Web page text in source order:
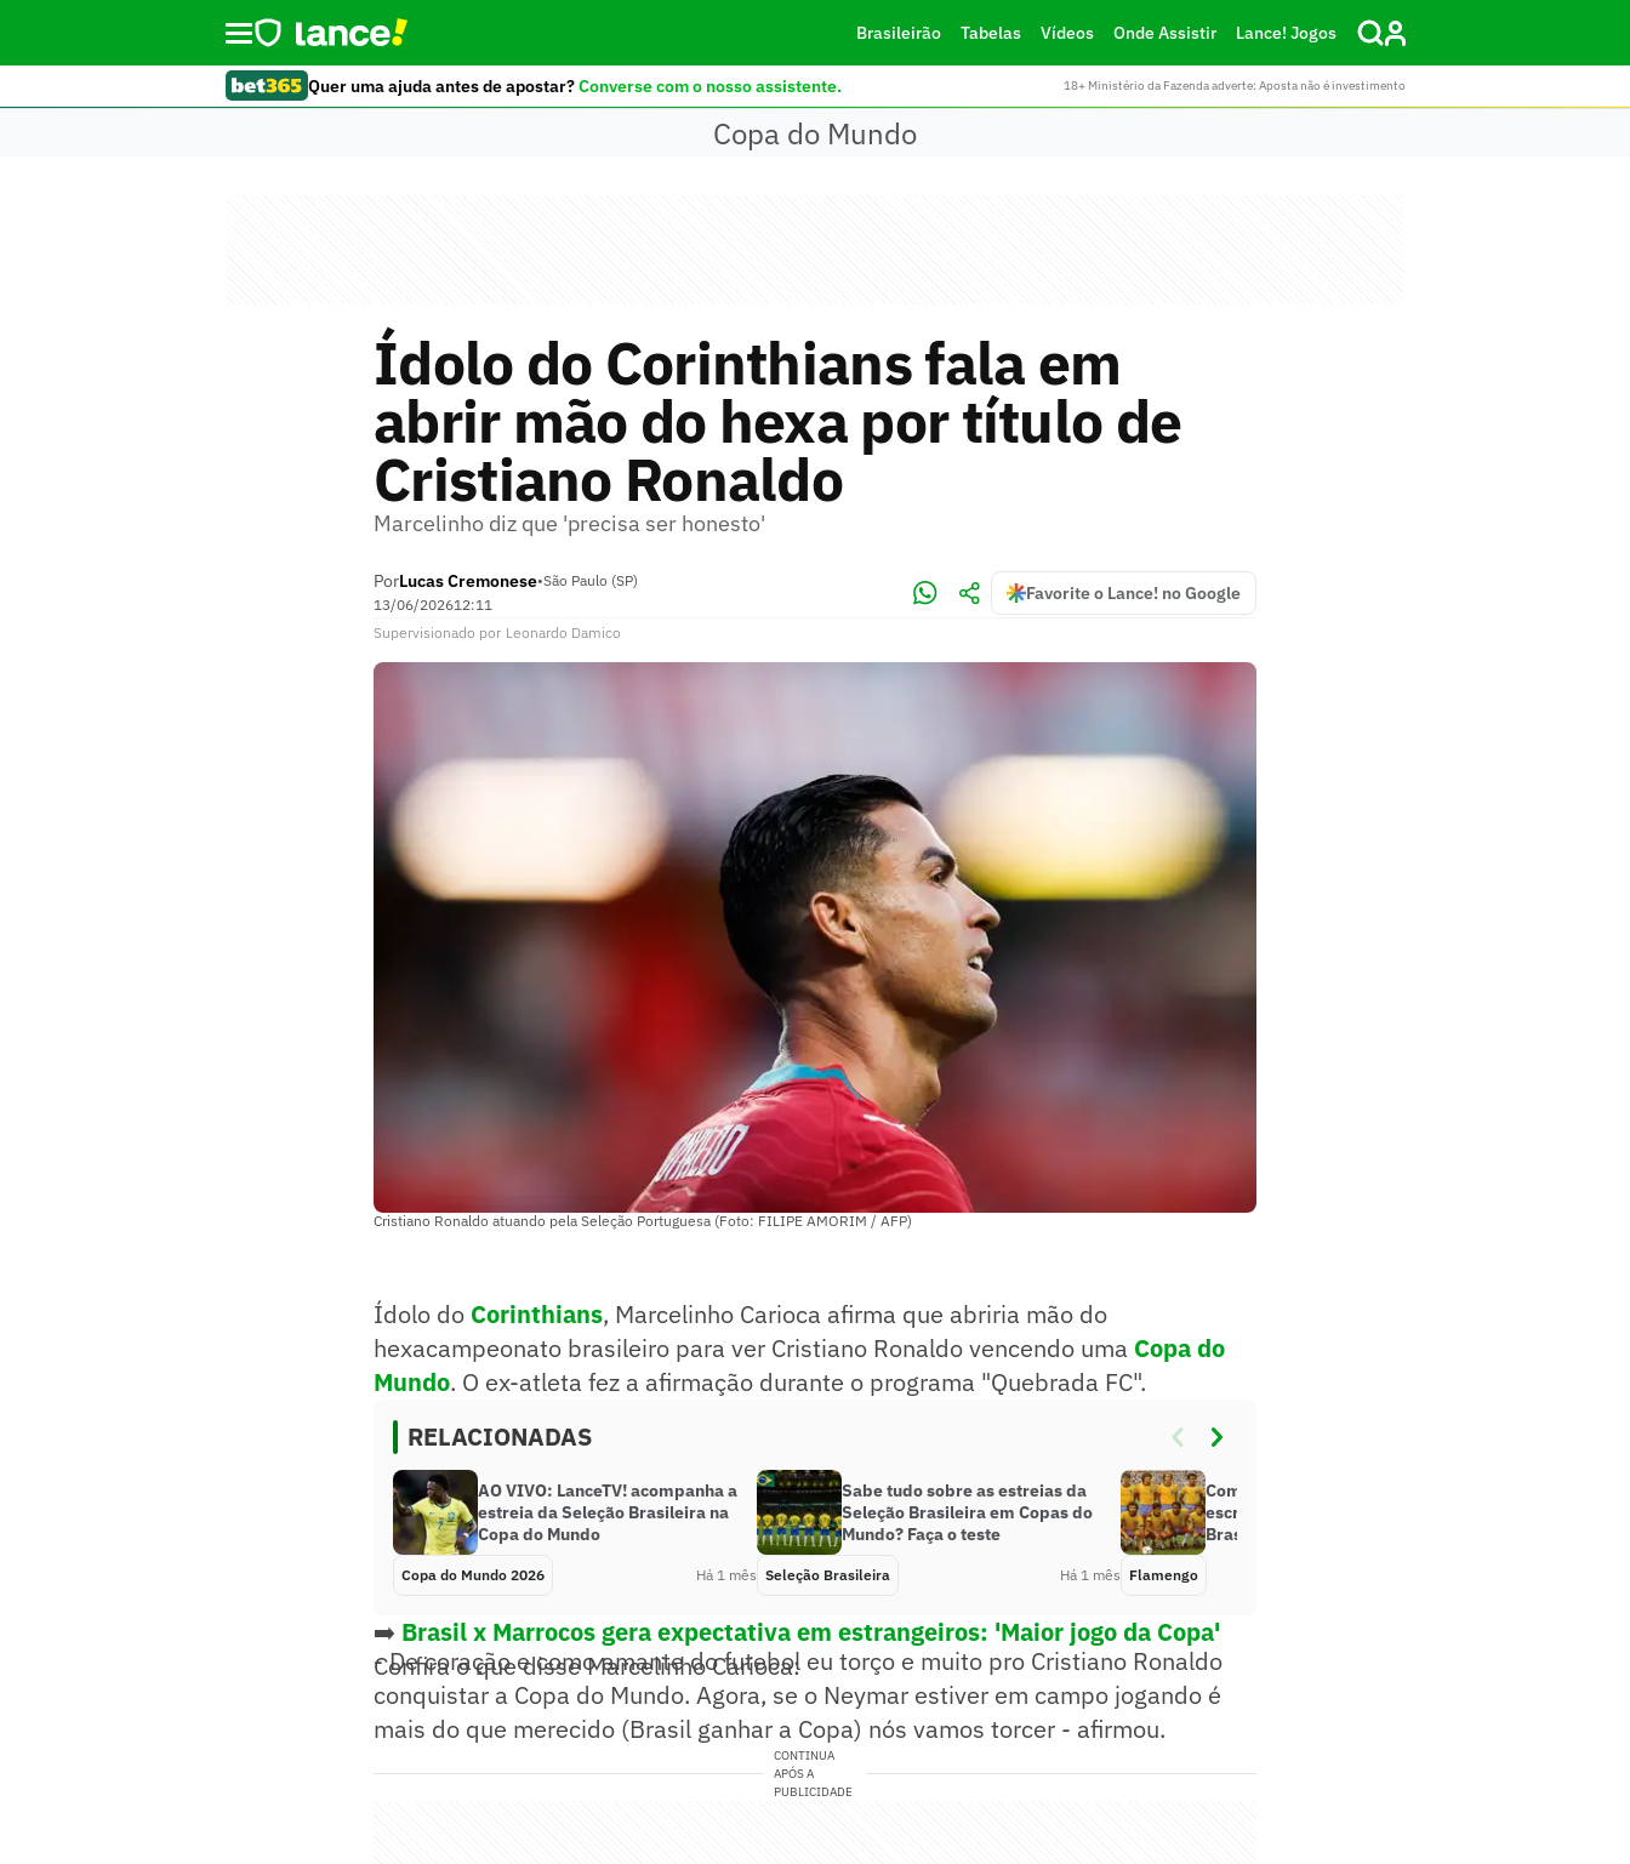
Brasileirão Tabelas Vídeos Onde Assistir Lance! Jogos
Quer uma ajuda antes de apostar?Converse com o nosso assistente. 18+ Ministério da Fazenda adverte: Aposta não é investimento
Copa do Mundo
Ídolo do Corinthians fala em
abrir mão do hexa por título de
Cristiano Ronaldo
Marcelinho diz que 'precisa ser honesto'
PorLucas Cremonese•São Paulo (SP)
13/06/202612:11
Favorite o Lance! no Google
Supervisionado por Leonardo Damico
Cristiano Ronaldo atuando pela Seleção Portuguesa (Foto: FILIPE AMORIM / AFP)
Ídolo do Corinthians, Marcelinho Carioca afirma que abriria mão do
hexacampeonato brasileiro para ver Cristiano Ronaldo vencendo uma Copa do
Mundo. O ex-atleta fez a afirmação durante o programa "Quebrada FC".
RELACIONADAS
AO VIVO: LanceTV! acompanha a
estreia da Seleção Brasileira na
Copa do Mundo
Copa do Mundo 2026 Há 1 mês
Sabe tudo sobre as estreias da
Seleção Brasileira em Copas do
Mundo? Faça o teste
Seleção Brasileira Há 1 mês
Como o Flamengo ajudou a
escrever a história da Seleção
Brasileira nas Copas do Mundo
Flamengo
➡️ Brasil x Marrocos gera expectativa em estrangeiros: 'Maior jogo da Copa'
Confira o que disse Marcelinho Carioca:
- De coração e como amante do futebol eu torço e muito pro Cristiano Ronaldo
conquistar a Copa do Mundo. Agora, se o Neymar estiver em campo jogando é
mais do que merecido (Brasil ganhar a Copa) nós vamos torcer - afirmou.
CONTINUA
APÓS A
PUBLICIDADE